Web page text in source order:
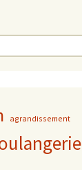
agrandissement